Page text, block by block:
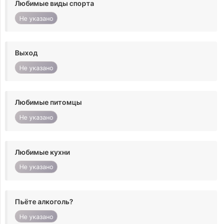
Любимые виды спорта
Не указано
Выход
Не указано
Любимые питомцы
Не указано
Любимые кухни
Не указано
Пьёте алкоголь?
Не указано